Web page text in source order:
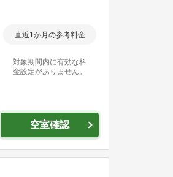
直近1か月の参考料金
対象期間内に有効な料
金設定がありません。
空室確認